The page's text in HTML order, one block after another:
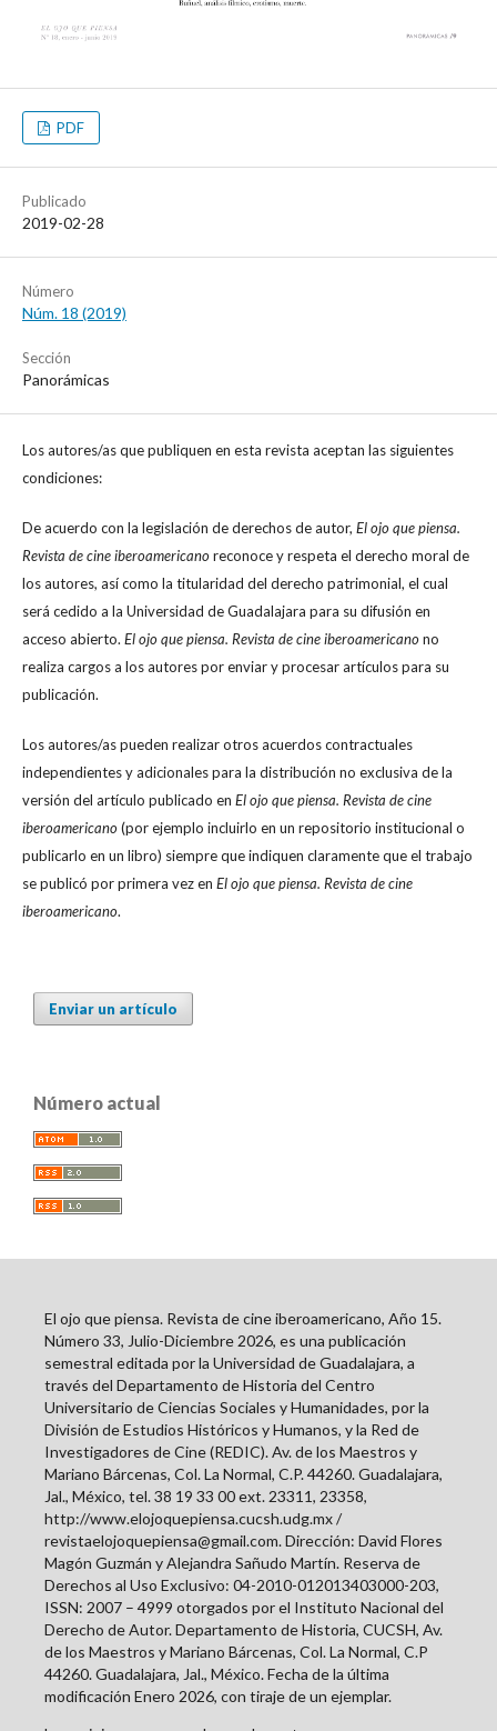
PDF
Publicado
2019-02-28
Número
Núm. 18 (2019)
Sección
Panorámicas
Los autores/as que publiquen en esta revista aceptan las siguientes
condiciones:
De acuerdo con la legislación de derechos de autor, El ojo que piensa.
Revista de cine iberoamericanoreconoce y respeta el derecho moral de
los autores, así como la titularidad del derecho patrimonial, el cual
será cedido a la Universidad de Guadalajara para su difusión en
acceso abierto. El ojo que piensa. Revista de cine iberoamericanono
realiza cargos a los autores por enviar y procesar artículos para su
publicación.
Los autores/as pueden realizar otros acuerdos contractuales
independientes y adicionales para la distribución no exclusiva de la
versión del artículo publicado en El ojo que piensa. Revista de cine
iberoamericano(por ejemplo incluirlo en un repositorio institucional o
publicarlo en un libro) siempre que indiquen claramente que el trabajo
se publicó por primera vez en El ojo que piensa. Revista de cine
iberoamericano.
Enviar un artículo
Número actual
El ojo que piensa. Revista de cine iberoamericano, Año 15.
Número 33, Julio-Diciembre 2026, es una publicación
semestral editada por la Universidad de Guadalajara, a
través del Departamento de Historia del Centro
Universitario de Ciencias Sociales y Humanidades, por la
División de Estudios Históricos y Humanos, y la Red de
Investigadores de Cine (REDIC). Av. de los Maestros y
Mariano Bárcenas, Col. La Normal, C.P. 44260. Guadalajara,
Jal., México, tel. 38 19 33 00 ext. 23311, 23358,
http://www.elojoquepiensa.cucsh.udg.mx /
revistaelojoquepiensa@gmail.com. Dirección: David Flores
Magón Guzmán y Alejandra Sañudo Martín. Reserva de
Derechos al Uso Exclusivo: 04-2010-012013403000-203,
ISSN: 2007 – 4999 otorgados por el Instituto Nacional del
Derecho de Autor. Departamento de Historia, CUCSH, Av.
de los Maestros y Mariano Bárcenas, Col. La Normal, C.P
44260. Guadalajara, Jal., México. Fecha de la última
modificación Enero 2026, con tiraje de un ejemplar.